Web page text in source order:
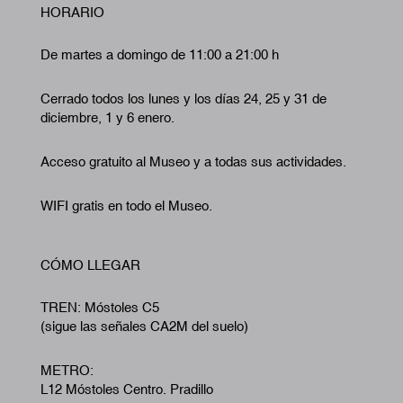
HORARIO
De martes a domingo de 11:00 a 21:00 h
Cerrado todos los lunes y los días 24, 25 y 31 de
diciembre, 1 y 6 enero.
Acceso gratuito al Museo y a todas sus actividades.
WIFI gratis en todo el Museo.
CÓMO LLEGAR
TREN: Móstoles C5
(sigue las señales CA2M del suelo)
METRO:
L12 Móstoles Centro. Pradillo